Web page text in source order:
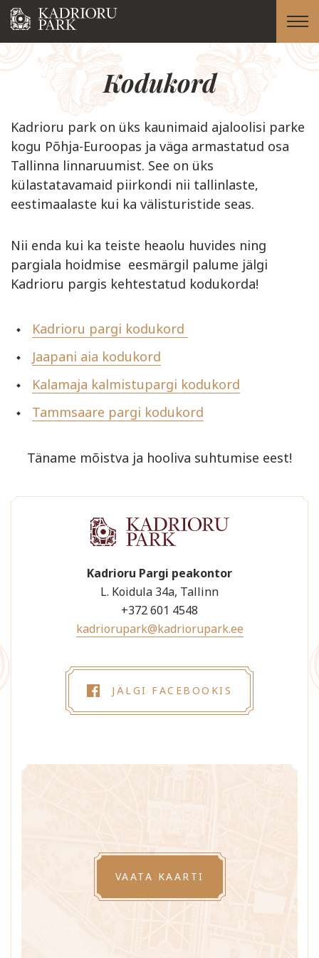
Kodukord
Kadrioru park on üks kaunimaid ajaloolisi parke
kogu Põhja-Euroopas ja väga armastatud osa
Tallinna linnaruumist. See on üks
külastatavamaid piirkondi nii tallinlaste,
eestimaalaste kui ka välisturistide seas.
Nii enda kui ka teiste heaolu huvides ning
pargiala hoidmise eesmärgil palume jälgi
Kadrioru pargis kehtestatud kodukorda!
Kadrioru pargi kodukord
Jaapani aia kodukord
Kalamaja kalmistupargi kodukord
Tammsaare pargi kodukord
Täname mõistva ja hooliva suhtumise eest!
Kadrioru Pargi peakontor
L. Koidula 34a, Tallinn
+372 601 4548
kadriorupark@kadriorupark.ee
JÄLGI FACEBOOKIS
VAATA KAARTI